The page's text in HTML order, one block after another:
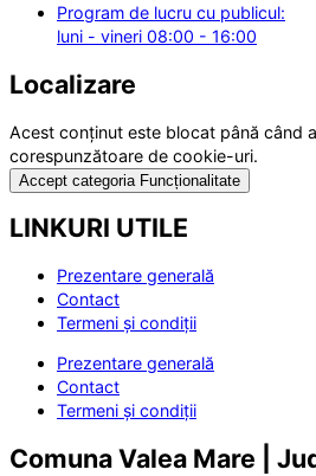
Program de lucru cu publicul:
luni - vineri 08:00 - 16:00
Localizare
Acest conținut este blocat până când
corespunzătoare de cookie-uri.
Accept categoria Funcționalitate
LINKURI UTILE
Prezentare generală
Contact
Termeni și condiții
Prezentare generală
Contact
Termeni și condiții
Comuna Valea Mare |